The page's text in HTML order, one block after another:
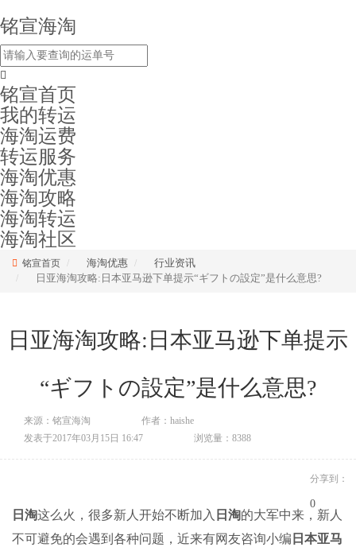
铭宣海淘
铭宣首页
我的转运
海淘运费
转运服务
海淘优惠
海淘攻略
海淘转运
海淘社区
铭宣首页 海淘优惠
行业资讯
日亚海淘攻略:日本亚马逊下单提示“ギフトの設定”是什么意思?
日亚海淘攻略:日本亚马逊下单提示
“ギフトの設定”是什么意思?
来源：铭宣海淘
作者：haishe
发表于2017年03月15日 16:47
浏览量：8388
分享到：
0
日淘这么火，很多新人开始不断加入 日淘的大军中来，新人
不可避免的会遇到各种问题，近来有网友咨询小编 日本亚马